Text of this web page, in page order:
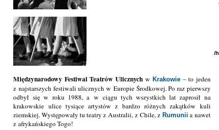
Międzynarodowy Festiwal Teatrów UlicznychwKrakowie – to jeden
z najstarszych festiwali ulicznych w Europie Środkowej. Po raz pierwszy
odbył się w roku 1988, a w ciągu tych wszystkich lat zaprosił na
krakowskie ulice tysiące artystów z bardzo różnych zakątków kuli
ziemskiej. Występowały tu teatry z Australii, z Chile, z Rumunii a nawet
z afrykańskiego Togo!
/